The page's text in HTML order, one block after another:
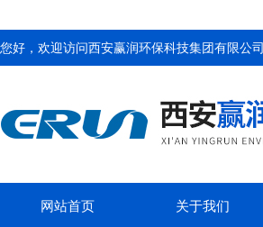
您好，欢迎访问西安赢润环保科技集团有限公司
网站首页 关于我们